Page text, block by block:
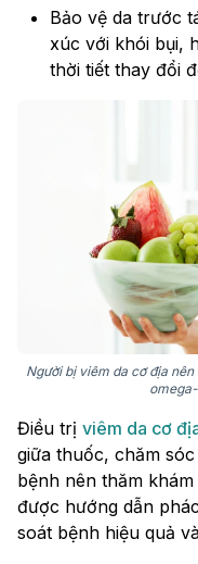
Bảo vệ da trước
xúc với khói bụi,
thời tiết thay đổi
Người bị viêm da cơ địa
Điều trị viêm da cơ
giữa thuốc, chăm
bệnh nên thăm
được hướng dẫn
soát bệnh hiệu quả